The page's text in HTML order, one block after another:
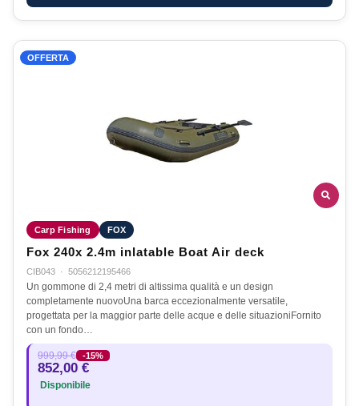
OFFERTA
Carp Fishing FOX
Fox 240x 2.4m inlatable Boat Air deck
CIB043 · 5056212195466
Un gommone di 2,4 metri di altissima qualità e un design
completamente nuovoUna barca eccezionalmente versatile,
progettata per la maggior parte delle acque e delle situazioniFornito
con un fondo…
999,99 € -15%
852,00 €
Disponibile